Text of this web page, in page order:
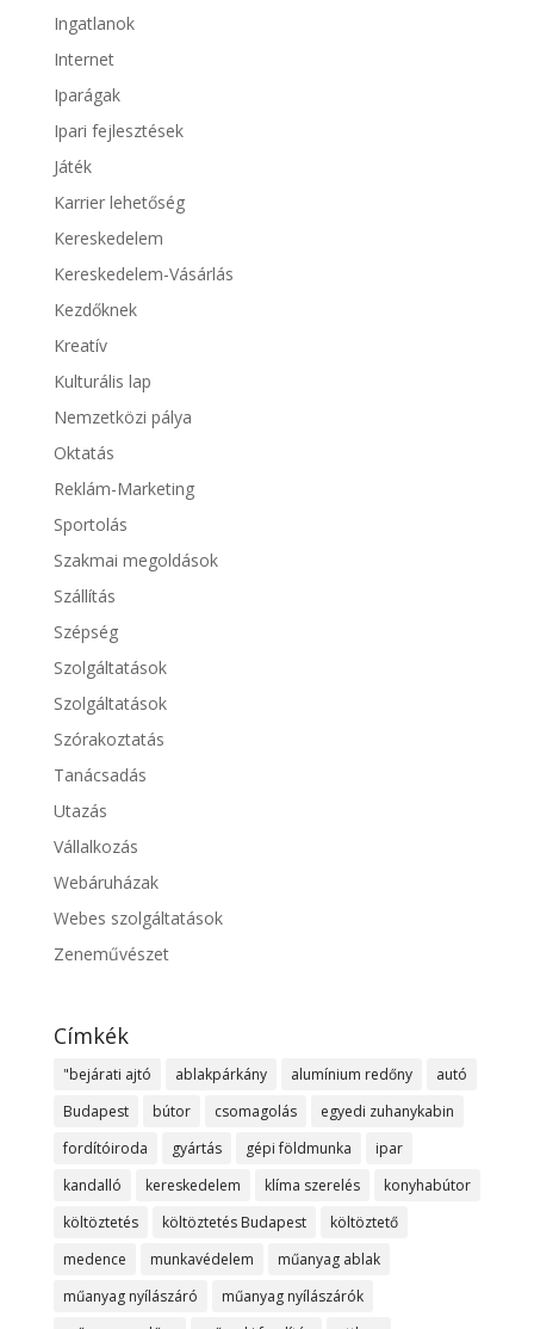
Ingatlanok
Internet
Iparágak
Ipari fejlesztések
Játék
Karrier lehetőség
Kereskedelem
Kereskedelem-Vásárlás
Kezdőknek
Kreatív
Kulturális lap
Nemzetközi pálya
Oktatás
Reklám-Marketing
Sportolás
Szakmai megoldások
Szállítás
Szépség
Szolgáltatások
Szolgáltatások
Szórakoztatás
Tanácsadás
Utazás
Vállalkozás
Webáruházak
Webes szolgáltatások
Zeneművészet
Címkék
"bejárati ajtó ablakpárkány alumínium redőny
autó
Budapest
bútor csomagolás
egyedi zuhanykabin
fordítóiroda
gyártás gépi földmunka
ipar
kandalló
kereskedelem klíma szerelés
konyhabútor
költöztetés
költöztetés Budapest
költöztető
medence
munkavédelem
műanyag ablak
műanyag nyílászáró
műanyag nyílászárók